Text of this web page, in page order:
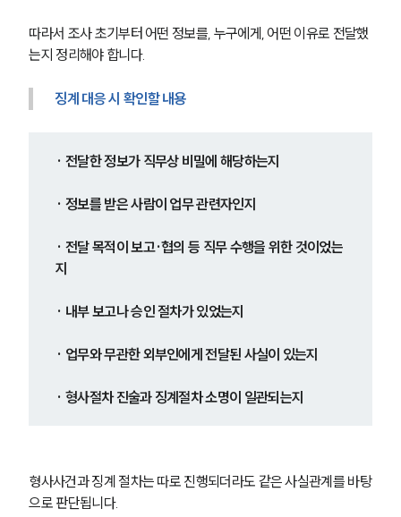
따라서 조사 초기부터 어떤 정보를, 누구에게, 어떤 이유로 전달했
는지 정리해야 합니다.
징계 대응 시 확인할 내용
· 전달한 정보가 직무상 비밀에 해당하는지
· 정보를 받은 사람이 업무 관련자인지
· 전달 목적이 보고·협의 등 직무 수행을 위한 것이었는
지
· 내부 보고나 승인 절차가 있었는지
· 업무와 무관한 외부인에게 전달된 사실이 있는지
· 형사절차 진술과 징계절차 소명이 일관되는지
형사사건과 징계 절차는 따로 진행되더라도 같은 사실관계를 바탕
으로 판단됩니다.